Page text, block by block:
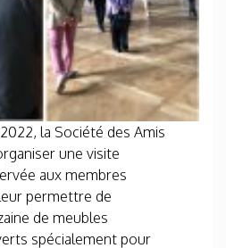
la Société des Amis
une visite
aux membres
permettre de
de meubles
spécialement pour